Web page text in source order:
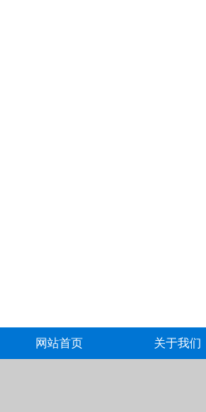
网站首页 关于我们